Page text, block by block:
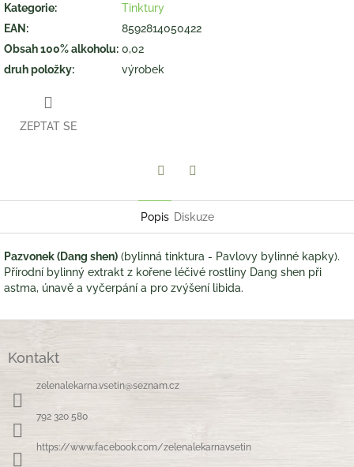
Kategorie:
Tinktury
EAN :
8592814050422
Obsah 100% alkoholu: 0,02
druh položky: výrobek
ZEPTAT SE
Popis Diskuze
Pazvonek (Dang shen) (bylinná tinktura - Pavlovy bylinné kapky).
Přírodní bylinný extrakt z kořene léčivé rostliny Dang shen při
astma, únavě a vyčerpání a pro zvýšení libida.
Kontakt
zelenalekarna.vsetin@seznam.cz
792 320 580
https://www.facebook.com/zelenalekarnavsetin